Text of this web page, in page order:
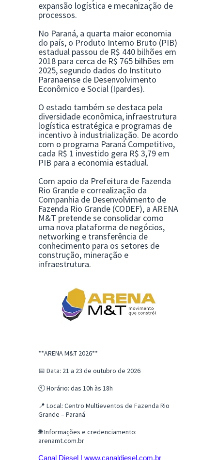
expansão logística e mecanização de
processos.
No Paraná, a quarta maior economia
do país, o Produto Interno Bruto (PIB)
estadual passou de R$ 440 bilhões em
2018 para cerca de R$ 765 bilhões em
2025, segundo dados do Instituto
Paranaense de Desenvolvimento
Econômico e Social (Ipardes).
O estado também se destaca pela
diversidade econômica, infraestrutura
logística estratégica e programas de
incentivo à industrialização. De acordo
com o programa Paraná Competitivo,
cada R$ 1 investido gera R$ 3,79 em
PIB para a economia estadual.
Com apoio da Prefeitura de Fazenda
Rio Grande e correalização da
Companhia de Desenvolvimento de
Fazenda Rio Grande (CODEF), a ARENA
M&T pretende se consolidar como
uma nova plataforma de negócios,
networking e transferência de
conhecimento para os setores de
construção, mineração e
infraestrutura.
**ARENA M&T 2026**
📅 Data: 21 a 23 de outubro de 2026
🕙 Horário: das 10h às 18h
📍 Local: Centro Multieventos de Fazenda Rio
Grande – Paraná
🌐 Informações e credenciamento:
arenamt.com.br
Canal Diesel | www.canaldiesel.com.br